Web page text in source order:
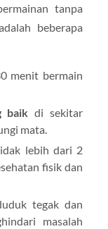
tanpa
beberapa
menit bermain
baik di sekitar
mata.
lebih dari 2
fisik dan
tegak dan
masalah